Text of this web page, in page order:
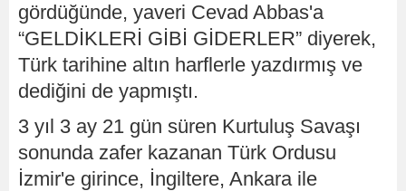
gördüğünde, yaveri Cevad Abbas'a
“GELDİKLERİ GİBİ GİDERLER” diyerek,
Türk tarihine altın harflerle yazdırmış ve
dediğini de yapmıştı.
3 yıl 3 ay 21 gün süren Kurtuluş Savaşı
sonunda zafer kazanan Türk Ordusu
İzmir'e girince, İngiltere, Ankara ile